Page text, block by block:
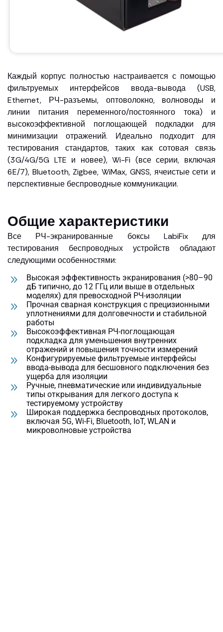
Каждый корпус полностью настраивается с помощью
фильтруемых интерфейсов ввода-вывода (USB,
Ethernet, РЧ-разъемы, оптоволокно, волноводы и
линии питания переменного/постоянного тока) и
высокоэффективной поглощающей подкладки для
минимизации отражений. Идеально подходит для
тестирования стандартов, таких как сотовая связь
(3G/4G/5G LTE и новее), Wi-Fi (все серии, включая
6E/7), Bluetooth, Zigbee, WiMax, GNSS, ячеистые сети и
перспективные беспроводные коммуникации.
Общие характеристики
Все РЧ-экранированные боксы LabiFix для
тестирования беспроводных устройств обладают
следующими особенностями:
Высокая эффективность экранирования (>80–90
дБ типично, до 12 ГГц или выше в отдельных
моделях) для превосходной РЧ-изоляции
Прочная сварная конструкция с прецизионными
уплотнениями для долговечности и стабильной
работы
Высокоэффективная РЧ-поглощающая
подкладка для уменьшения внутренних
отражений и повышения точности измерений
Конфигурируемые фильтруемые интерфейсы
ввода-вывода для бесшовного подключения без
ущерба для изоляции
Ручные, пневматические или индивидуальные
типы открывания для легкого доступа к
тестируемому устройству
Широкая поддержка беспроводных протоколов,
включая 5G, Wi-Fi, Bluetooth, IoT, WLAN и
микроволновые устройства